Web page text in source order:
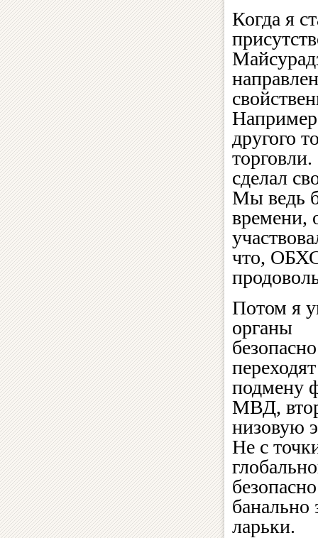
Когда я
другого
сделал
Мы ведь
времени,
что,
Потом я
органы
подмену
МВД,
низовую
Не с
банально
ларьки.